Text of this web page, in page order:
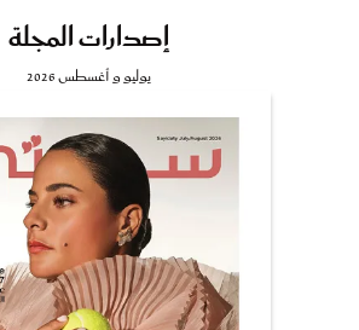
إصدارات المجلة
يوليو و أغسطس 2026